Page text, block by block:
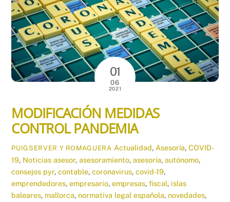
01
06
2021
MODIFICACIÓN MEDIDAS
CONTROL PANDEMIA
PUIGSERVER Y ROMAGUERA Actualidad, Asesoría, COVID-
19, Noticias asesor,asesoramiento,asesoría,autónomo,
consejos pyr,contable,coronavirus,covid-19,
emprendedores,empresario,empresas,fiscal, islas
baleares, mallorca, normativa legal española, novedades,